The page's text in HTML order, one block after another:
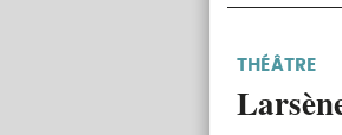
THÉÂTRE